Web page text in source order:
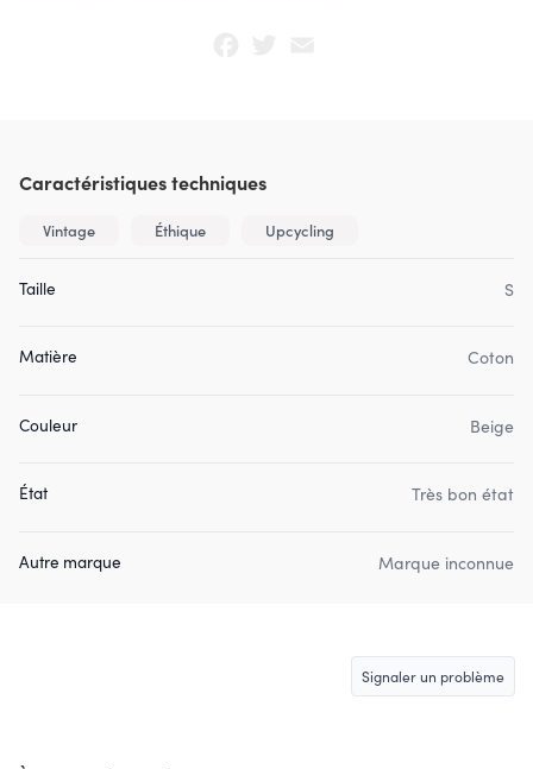
Caractéristiques techniques
Vintage Éthique Upcycling
Taille S
Matière Coton
Couleur Beige
État Très bon état
Autre marque Marque inconnue
Signaler un problème